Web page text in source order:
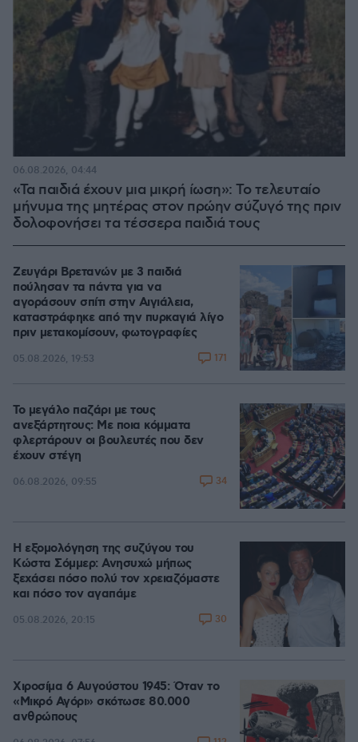
«Τα παιδιά έχουν μια μικρή ίωση»: Το τελευταίο
μήνυμα της μητέρας στον πρώην σύζυγό της πριν
δολοφονήσει τα τέσσερα παιδιά τους
06.08.2026, 04:44
Ζευγάρι Βρετανών με 3 παιδιά
πούλησαν τα πάντα για να
αγοράσουν σπίτι στην Αιγιάλεια,
καταστράφηκε από την πυρκαγιά λίγο
πριν μετακομίσουν, φωτογραφίες
05.08.2026, 19:53 171
Το μεγάλο παζάρι με τους
ανεξάρτητους: Με ποια κόμματα
φλερτάρουν οι βουλευτές που δεν
έχουν στέγη
06.08.2026, 09:55 34
Η εξομολόγηση της συζύγου του
Κώστα Σόμμερ: Ανησυχώ μήπως
ξεχάσει πόσο πολύ τον χρειαζόμαστε
και πόσο τον αγαπάμε
05.08.2026, 20:15 30
Χιροσίμα 6 Αυγούστου 1945: Όταν το
«Μικρό Αγόρι» σκότωσε 80.000
ανθρώπους